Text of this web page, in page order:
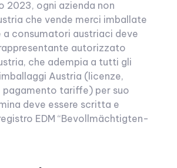
2023, ogni azienda non
che vende merci imballate
consumatori austriaci deve
autorizzato
che adempia a tutti gli
Austria (licenze,
pagamento tariffe) per suo
deve essere scritta e
EDM “Bevollmächtigten-